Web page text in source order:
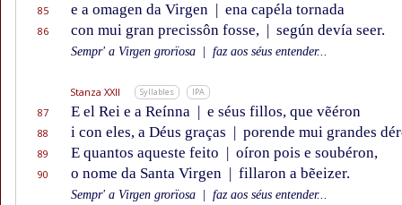
85 e a omagen da Virgen | ena capéla tornada
86 con mui gran precissôn fosse, | según devía seer.
Sempr' a Virgen grorïosa faz aos séus entender...
Stanza XXII Syllables IPA
87 E el Rei e a Reínna | e séus fillos, que vẽéron
88 i con eles, a Déus graças | porende mui grandes
89 E quantos aqueste feito | oíron pois e soubéron,
90 o nome da Santa Virgen | fillaron a bẽeizer.
Sempr' a Virgen grorïosa faz aos séus entender...